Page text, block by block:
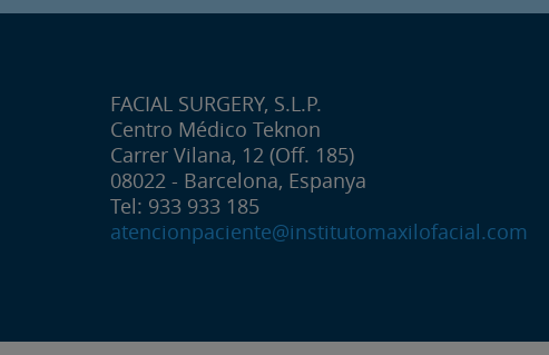
FACIAL SURGERY, S.L.P.
Centro Médico Teknon
Carrer Vilana, 12 (Off. 185)
08022 - Barcelona, Espanya
Tel: 933 933 185
atencionpaciente@institutomaxilofacial.com